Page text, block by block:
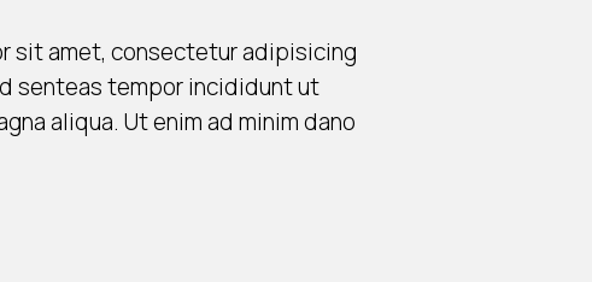
sit amet, consectetur adipisicing
senteas tempor incididunt ut
aliqua. Ut enim ad minim dano